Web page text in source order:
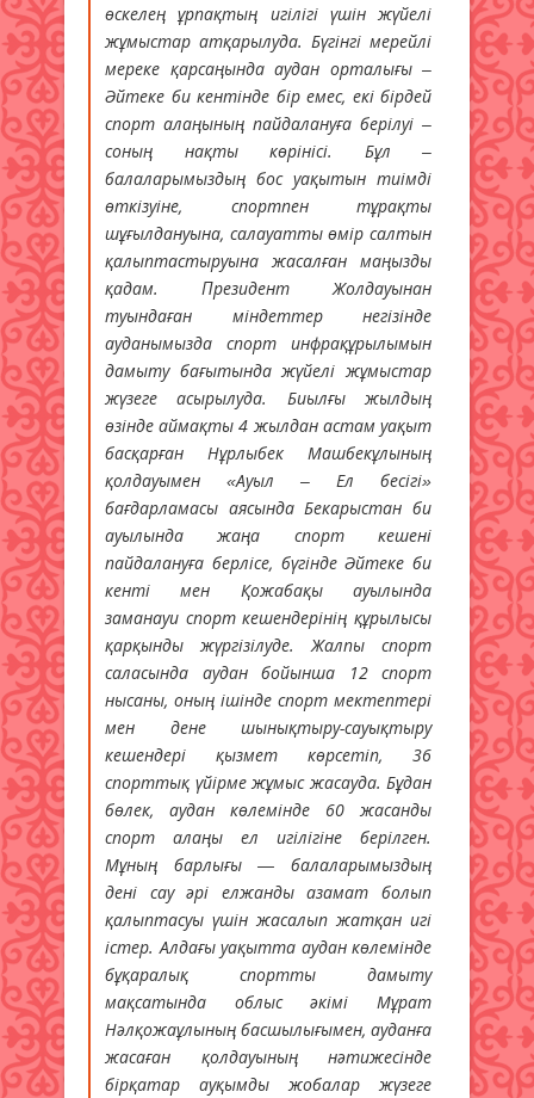
өскелең ұрпақтың игілігі үшін жүйелі
жұмыстар атқарылуда. Бүгінгі мерейлі
мереке қарсаңында аудан орталығы –
Әйтеке би кентінде бір емес, екі бірдей
спорт алаңының пайдалануға берілуі –
соның нақты көрінісі. Бұл –
балаларымыздың бос уақытын тиімді
өткізуіне, спортпен тұрақты
шұғылдануына, салауатты өмір салтын
қалыптастыруына жасалған маңызды
қадам. Президент Жолдауынан
туындаған міндеттер негізінде
ауданымызда спорт инфрақұрылымын
дамыту бағытында жүйелі жұмыстар
жүзеге асырылуда. Биылғы жылдың
өзінде аймақты 4 жылдан астам уақыт
басқарған Нұрлыбек Машбекұлының
қолдауымен «Ауыл – Ел бесігі»
бағдарламасы аясында Бекарыстан би
ауылында жаңа спорт кешені
пайдалануға берлісе, бүгінде Әйтеке би
кенті мен Қожабақы ауылында
заманауи спорт кешендерінің құрылысы
қарқынды жүргізілуде. Жалпы спорт
саласында аудан бойынша 12 спорт
нысаны, оның ішінде спорт мектептері
мен дене шынықтыру-сауықтыру
кешендері қызмет көрсетіп, 36
спорттық үйірме жұмыс жасауда. Бұдан
бөлек, аудан көлемінде 60 жасанды
спорт алаңы ел игілігіне берілген.
Мұның барлығы — балаларымыздың
дені сау әрі елжанды азамат болып
қалыптасуы үшін жасалып жатқан игі
істер. Алдағы уақытта аудан көлемінде
бұқаралық спортты дамыту
мақсатында облыс әкімі Мұрат
Нәлқожаұлының басшылығымен, ауданға
жасаған қолдауының нәтижесінде
бірқатар ауқымды жобалар жүзеге